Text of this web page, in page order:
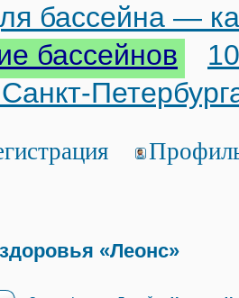
бассейна —
бассейнов
«Леонс»